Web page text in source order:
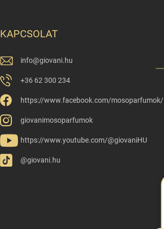
KAPCSOLAT
info@giovani.hu
+36 62 300 234
https://www.facebook.com/mosoparfumok/
giovanimosoparfumok
https://www.youtube.com/@giovaniHU
@giovani.hu